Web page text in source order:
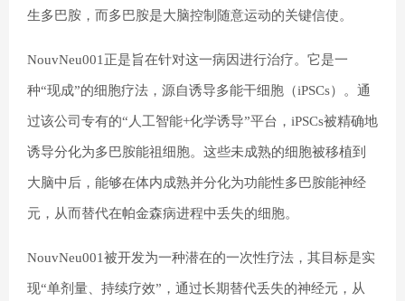
生多巴胺，而多巴胺是大脑控制随意运动的关键信使。
NouvNeu001正是旨在针对这一病因进行治疗。它是一
种“现成”的细胞疗法，源自诱导多能干细胞（iPSCs）。通
过该公司专有的“人工智能+化学诱导”平台，iPSCs被精确地
诱导分化为多巴胺能祖细胞。这些未成熟的细胞被移植到
大脑中后，能够在体内成熟并分化为功能性多巴胺能神经
元 ，从而替代在帕金森病进程中丢失的细胞。
NouvNeu001被开发为一种潜在的一次性疗法，其目标是实
现“单剂量、持续疗效”，通过长期替代丢失的神经元，从